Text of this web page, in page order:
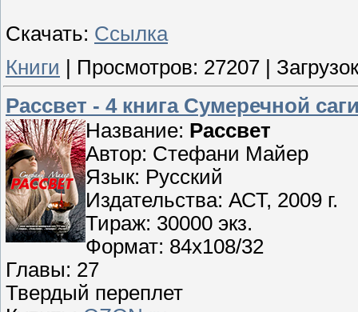
Скачать: Ссылка
Книги
Просмотров: 27207
Рассвет - 4 книга Сумеречной
Название: Рассвет
Автор: Стефани Майер
Язык: Русский
Издательства: АСТ, 2009 г.
Тираж: 30000 экз.
Формат: 84x108/32
Главы: 27
Твердый переплет